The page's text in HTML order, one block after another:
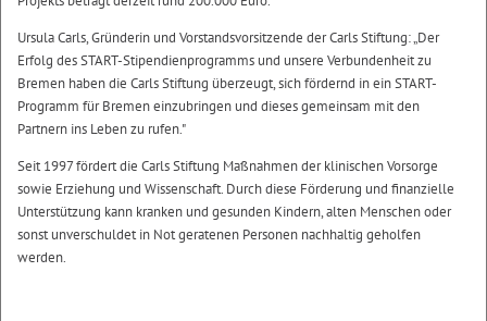
Ursula Carls, Gründerin und Vorstandsvorsitzende der Carls Stiftung: „Der
Erfolg des START-Stipendienprogramms und unsere Verbundenheit zu
Bremen haben die Carls Stiftung überzeugt, sich fördernd in ein START-
Programm für Bremen einzubringen und dieses gemeinsam mit den
Partnern ins Leben zu rufen."
Seit 1997 fördert die Carls Stiftung Maßnahmen der klinischen Vorsorge
sowie Erziehung und Wissenschaft. Durch diese Förderung und finanzielle
Unterstützung kann kranken und gesunden Kindern, alten Menschen oder
sonst unverschuldet in Not geratenen Personen nachhaltig geholfen
werden.